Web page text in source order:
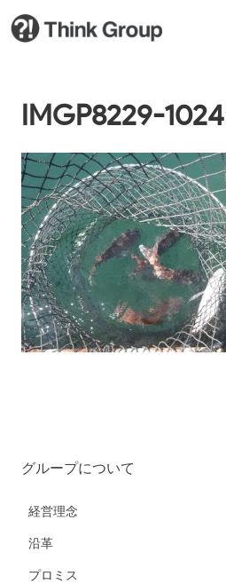
IMGP8229-
グループについて
経営理念
沿革
プロミス